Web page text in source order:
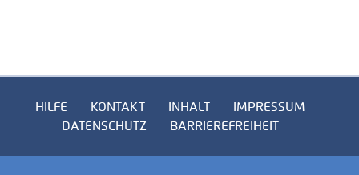
HILFE KONTAKT INHALT
IMPRESSUM
DATENSCHUTZ
BARRIEREFREIHEIT